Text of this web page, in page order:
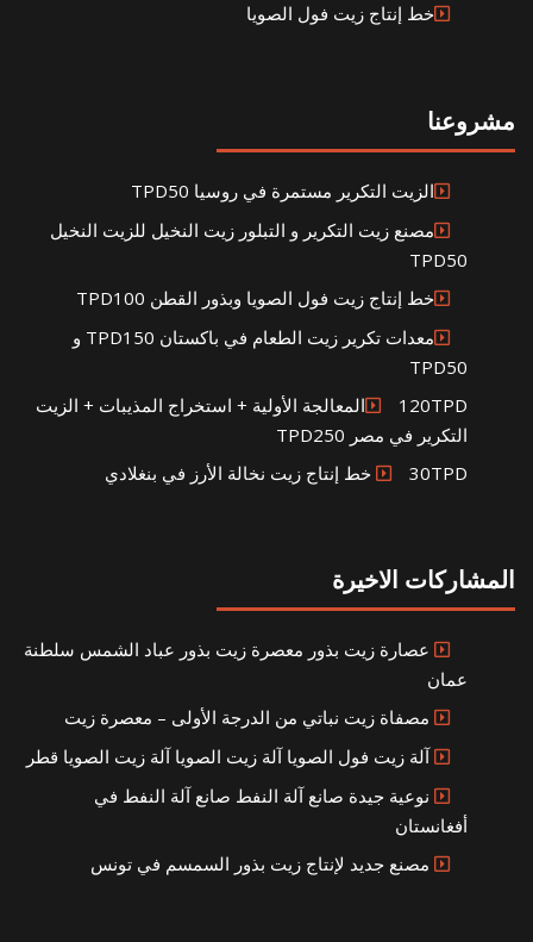
خط إنتاج زيت فول الصويا
مشروعنا
الزيت التكرير مستمرة في روسيا TPD50
مصنع زيت التكرير و التبلور زيت النخيل للزيت النخيل
TPD50
خط إنتاج زيت فول الصويا وبذور القطن TPD100
معدات تكرير زيت الطعام في باكستان TPD150 و
TPD50
120TPDالمعالجة الأولية + استخراج المذيبات + الزيت
التكرير في مصر TPD250
30TPD خط إنتاج زيت نخالة الأرز في بنغلادي
المشاركات الاخيرة
عصارة زيت بذور معصرة زيت بذور عباد الشمس سلطنة
عمان
مصفاة زيت نباتي من الدرجة الأولى – معصرة زيت
آلة زيت فول الصويا آلة زيت الصويا آلة زيت الصويا قطر
نوعية جيدة صانع آلة النفط صانع آلة النفط في
أفغانستان
مصنع جديد لإنتاج زيت بذور السمسم في تونس